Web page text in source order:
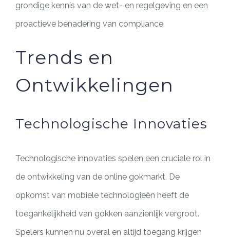
grondige kennis van de wet- en regelgeving en een
proactieve benadering van compliance.
Trends en
Ontwikkelingen
Technologische Innovaties
Technologische innovaties spelen een cruciale rol in
de ontwikkeling van de online gokmarkt. De
opkomst van mobiele technologieën heeft de
toegankelijkheid van gokken aanzienlijk vergroot.
Spelers kunnen nu overal en altijd toegang krijgen